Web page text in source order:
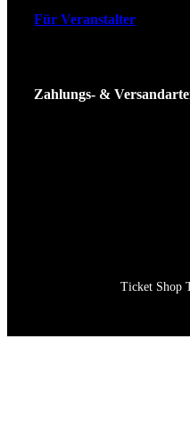
Für Veranstalter
Zahlungs- &
Ticket Shop